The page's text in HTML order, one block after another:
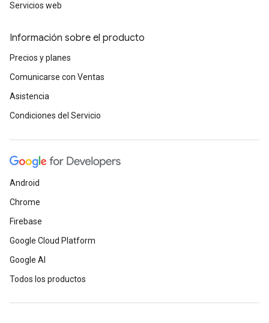
Servicios web
Información sobre el producto
Precios y planes
Comunicarse con Ventas
Asistencia
Condiciones del Servicio
Android
Chrome
Firebase
Google Cloud Platform
Google AI
Todos los productos